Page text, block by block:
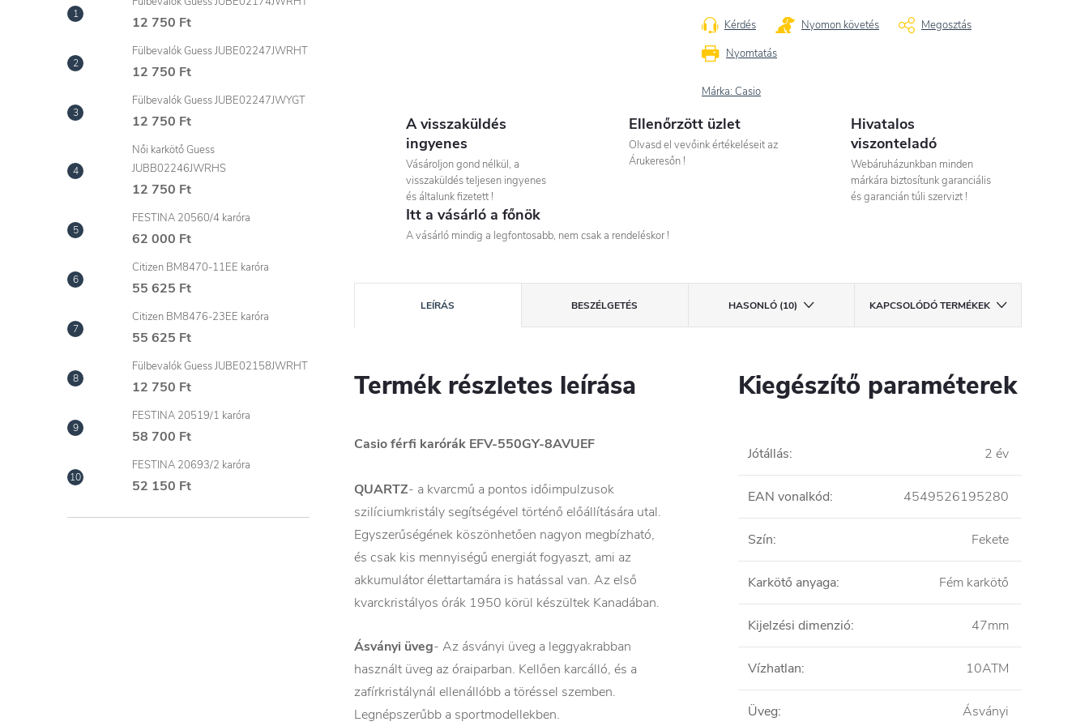
12 750 Ft
Fülbevalók Guess JUBE02247JWRHT
12 750 Ft
Fülbevalók Guess JUBE02247JWYGT
12 750 Ft
Női karkötő Guess
JUBB02246JWRHS
12 750 Ft
FESTINA 20560/4 karóra
62 000 Ft
Citizen BM8470-11EE karóra
55 625 Ft
Citizen BM8476-23EE karóra
55 625 Ft
Fülbevalók Guess JUBE02158JWRHT
12 750 Ft
FESTINA 20519/1 karóra
58 700 Ft
FESTINA 20693/2 karóra
52 150 Ft
Nyomtatás
Kérdés Nyomon követés Megosztás
Márka: Casio
A visszaküldés
ingyenes
Vásároljon gond nélkül, a
visszaküldés teljesen ingyenes
és általunk fizetett !
Ellenőrzött üzlet
Olvasd el vevőink értékeléseit az
Árukeresőn !
Hivatalos
viszonteladó
Webáruházunkban minden
márkára biztosítunk garanciális
és garancián túli szervizt !
Itt a vásárló a főnök
A vásárló mindig a legfontosabb, nem csak a rendeléskor !
LEÍRÁS BESZÉLGETÉS HASONLÓ (10) KAPCSOLÓDÓ TERMÉKEK
Termék részletes leírása
Casio férfi karórák EFV-550GY-8AVUEF
QUARTZ- a kvarcmű a pontos időimpulzusok
szilíciumkristály segítségével történő előállítására utal.
Egyszerűségének köszönhetően nagyon megbízható,
és csak kis mennyiségű energiát fogyaszt, ami az
akkumulátor élettartamára is hatással van. Az első
kvarckristályos órák 1950 körül készültek Kanadában.
Ásványi üveg- Az ásványi üveg a leggyakrabban
használt üveg az óraiparban. Kellően karcálló, és a
zafírkristálynál ellenállóbb a töréssel szemben.
Legnépszerűbb a sportmodellekben.
Kiegészítő paraméterek
Jótállás: 2 év
EAN vonalkód: 4549526195280
Szín: Fekete
Karkötő anyaga: Fém karkötő
Kijelzési dimenzió: 47mm
Vízhatlan: 10ATM
Üveg: Ásványi